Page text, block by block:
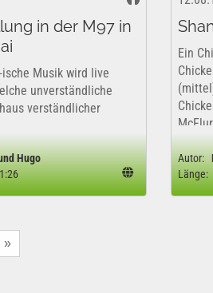
in der M97 in
Musik wird live
unverständliche
verständlicher
Hugo
Ein
Autor:
Länge:
»